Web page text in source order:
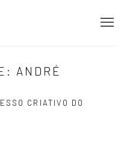
ANDRÉ
CRIATIVO DO